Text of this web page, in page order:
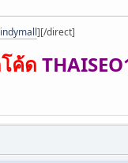
][/direct]
ค้ด